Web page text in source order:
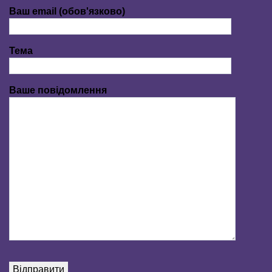
Ваш email (обов'язково)
Тема
Ваше повідомлення